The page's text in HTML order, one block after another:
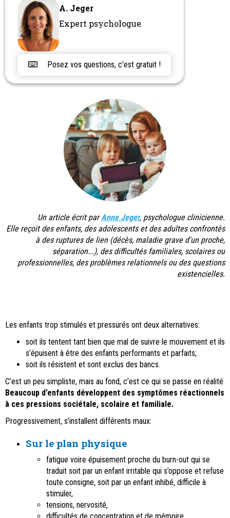
A. Jeger
Expert psychologue
Posez vos questions, c'est gratuit !
Un article écrit parAnne Jeger, psychologue clinicienne.
Elle reçoit des enfants, des adolescents et des adultes confrontés
à des ruptures de lien (décès, maladie grave d'un proche,
séparation...), des difficultés familiales, scolaires ou
professionnelles, des problèmes relationnels ou des questions
existencielles.
Les enfants trop stimulés et pressurés ont deux alternatives:
soit ils tentent tant bien que mal de suivre le mouvement et ils
s’épuisent à être des enfants performants et parfaits;
soit ils résistent et sont exclus des bancs.
C’est un peu simpliste, mais au fond, c’est ce qui se passe en réalité.
Beaucoup d’enfants développent des symptômes réactionnels
à ces pressions sociétale, scolaire et familiale.
Progressivement, s’installent différents maux:
Sur le plan physique
fatigue voire épuisement proche du burn-out qui se
traduit soit par un enfant irritable qui s’oppose et refuse
toute consigne, soit par un enfant inhibé, difficile à
stimuler,
tensions, nervosité,